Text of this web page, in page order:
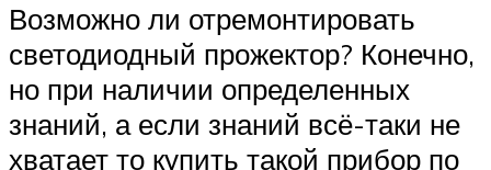
Возможно ли отремонтировать
светодиодный прожектор? Конечно,
но при наличии определенных
знаний, а если знаний всё-таки не
хватает то купить такой прибор по